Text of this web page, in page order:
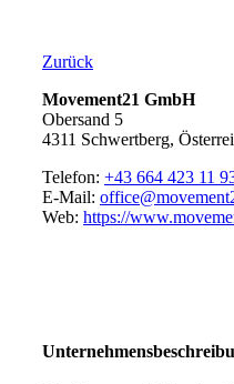
Zurück
Movement21 GmbH
Obersand 5
4311 Schwertberg,
Telefon: +43 664 423 11
E-Mail:
Web: https://